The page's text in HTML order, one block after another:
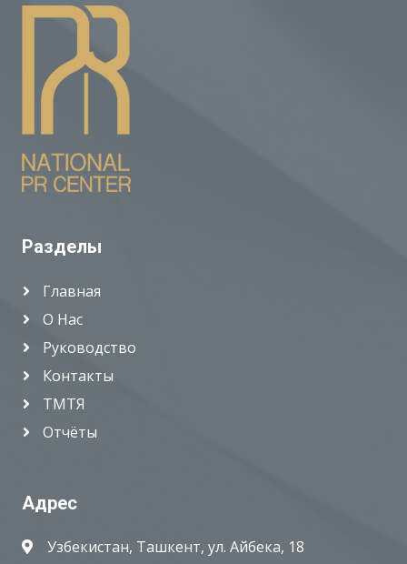
Разделы
Главная
О Нас
Руководство
Контакты
ТМТЯ
Отчёты
Адрес
Узбекистан, Ташкент, ул. Айбека, 18